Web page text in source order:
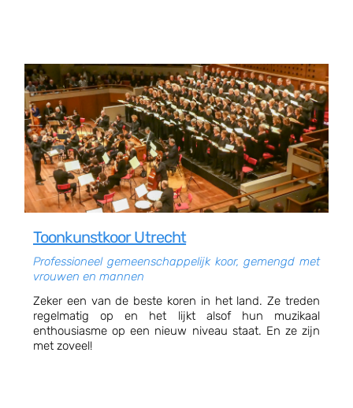
Toonkunstkoor Utrecht
Professioneel gemeenschappelijk koor, gemengd met
vrouwen en mannen
Zeker een van de beste koren in het land. Ze treden
regelmatig op en het lijkt alsof hun muzikaal
enthousiasme op een nieuw niveau staat. En ze zijn
met zoveel!